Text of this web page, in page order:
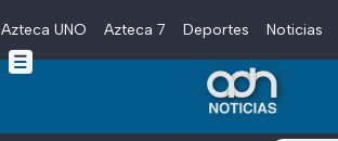
Skip to main content
Azteca UNO Azteca 7 Deportes Noticias